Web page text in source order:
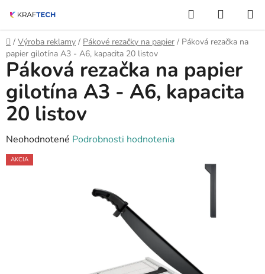
obsah
Hľadať
KOŠÍK
Domov
/ Výroba reklamy / Pákové rezačky na papier / Páková rezačka na
papier gilotína A3 - A6, kapacita 20 listov
Páková rezačka na papier
gilotína A3 - A6, kapacita
20 listov
Priemerné
hodnotenie
Neohodnotené Podrobnosti hodnotenia
AKCIA